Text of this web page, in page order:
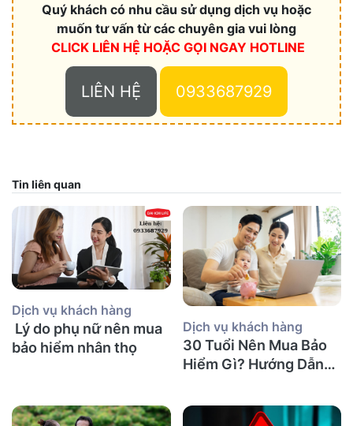
Quý khách có nhu cầu sử dụng dịch vụ hoặc
muốn tư vấn từ các chuyên gia vui lòng
CLICK LIÊN HỆ HOẶC GỌI NGAY HOTLINE
LIÊN HỆ 0933687929
Tin liên quan
Dịch vụ khách hàng
Lý do phụ nữ nên mua
bảo hiểm nhân thọ
Dịch vụ khách hàng
30 Tuổi Nên Mua Bảo
Hiểm Gì? Hướng Dẫn